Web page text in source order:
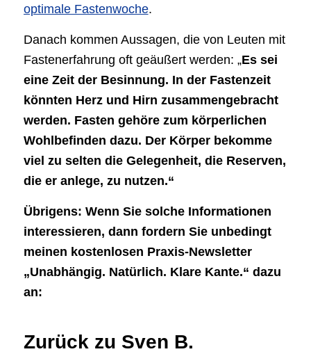
optimale Fastenwoche.
Danach kommen Aussagen, die von Leuten mit
Fastenerfahrung oft geäußert werden: „Es sei
eine Zeit der Besinnung. In der Fastenzeit
könnten Herz und Hirn zusammengebracht
werden. Fasten gehöre zum körperlichen
Wohlbefinden dazu. Der Körper bekomme
viel zu selten die Gelegenheit, die Reserven,
die er anlege, zu nutzen.“
Übrigens: Wenn Sie solche Informationen
interessieren, dann fordern Sie unbedingt
meinen kostenlosen Praxis-Newsletter
„Unabhängig. Natürlich. Klare Kante.“ dazu
an:
Zurück zu Sven B.